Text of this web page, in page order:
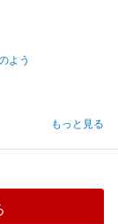
よう
もっと見る